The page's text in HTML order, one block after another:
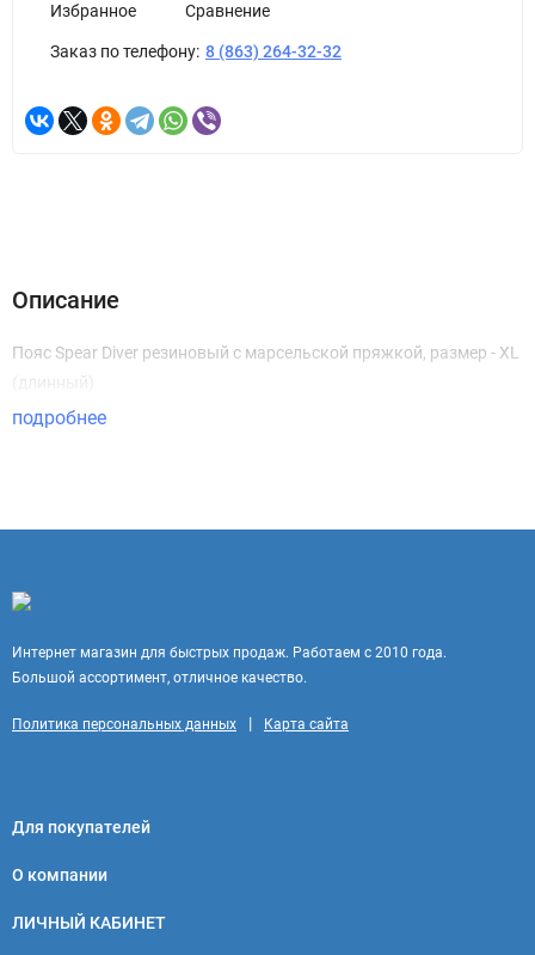
Избранное Сравнение
Заказ по телефону: 8 (863) 264-32-32
Описание
Пояс Spear Diver резиновый с марсельской пряжкой, размер - XL
(длинный)
подробнее
Интернет магазин для быстрых продаж. Работаем с 2010 года.
Большой ассортимент, отличное качество.
Политика персональных данных | Карта сайта
Для покупателей
О компании
ЛИЧНЫЙ КАБИНЕТ